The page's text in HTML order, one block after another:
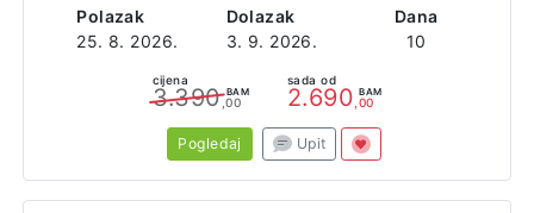
Polazak
25. 8. 2026.
Dolazak
3. 9. 2026.
Dana
10
cijena
3.390 BAM
,00
sada od
2.690 BAM
,00
Pogledaj Upit